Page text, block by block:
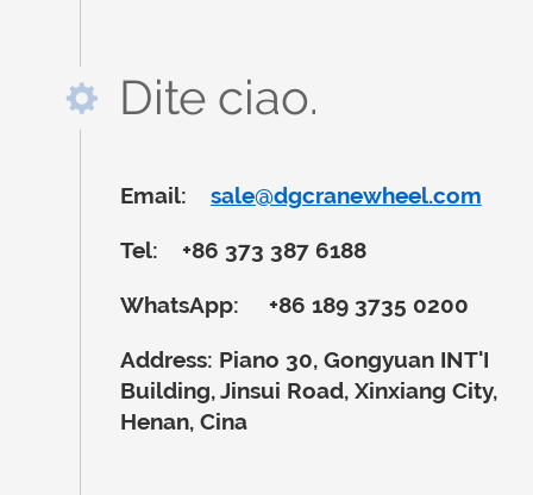
Dite ciao.
Email: sale@dgcranewheel.com
Tel: +86 373 387 6188
WhatsApp: +86 189 3735 0200
Address: Piano 30, Gongyuan INT'I
Building, Jinsui Road, Xinxiang City,
Henan, Cina